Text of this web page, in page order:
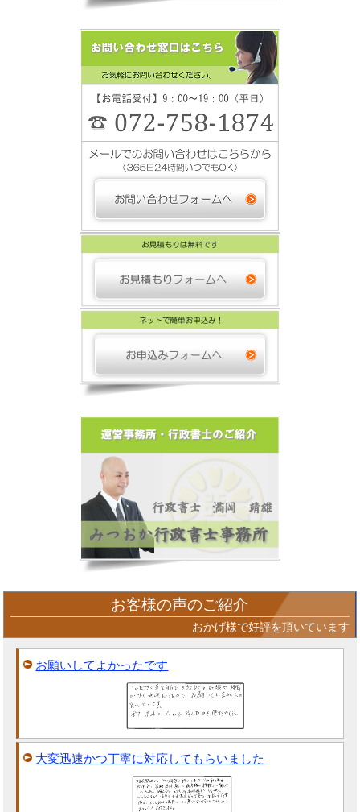
お客様の声のご紹介
おかげ様で好評を頂いています
お願いしてよかったです
大変迅速かつ丁寧に対応してもらいました